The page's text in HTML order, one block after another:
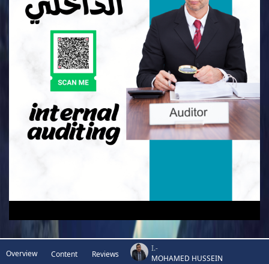
Overview Content Reviews
I.-
MOHAMED HUSSEIN